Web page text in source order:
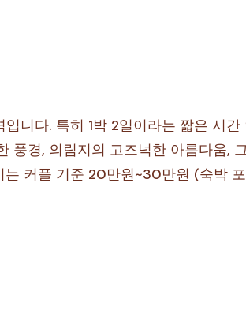
니다. 특히 1박 2일이라는 짧은 시
풍경, 의림지의 고즈넉한 아름다움,
커플 기준 20만원~30만원 (숙박